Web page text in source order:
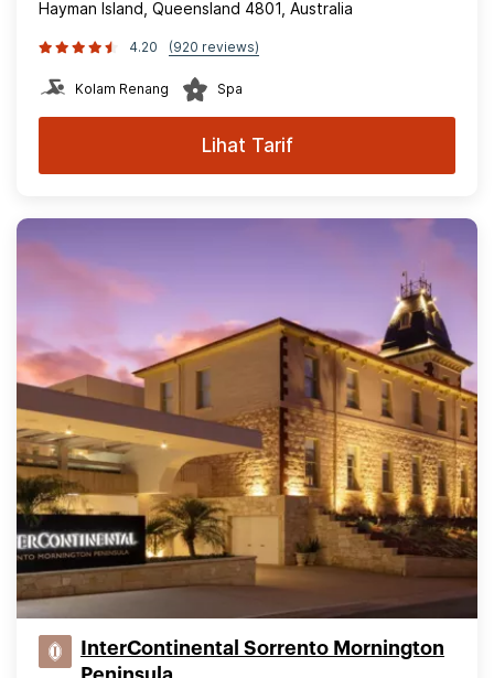
Hayman Island, Queensland 4801, Australia
4.20 (920 reviews)
Kolam Renang Spa
Lihat Tarif
InterContinental Sorrento Mornington